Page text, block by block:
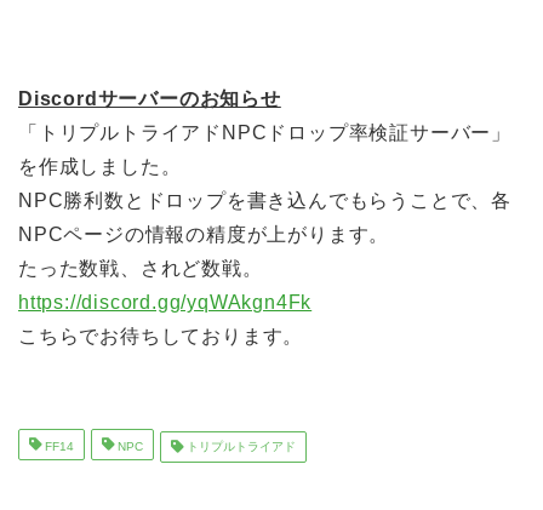
Discordサーバーのお知らせ
「トリプルトライアドNPCドロップ率検証サーバー」
を作成しました。
NPC勝利数とドロップを書き込んでもらうことで、各
NPCページの情報の精度が上がります。
たった数戦、されど数戦。
https://discord.gg/yqWAkgn4Fk
こちらでお待ちしております。
FF14 NPC トリプルトライアド